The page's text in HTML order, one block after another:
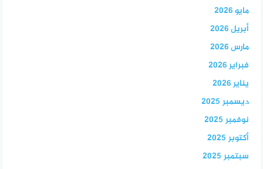
مايو 2026
أبريل 2026
مارس 2026
فبراير 2026
يناير 2026
ديسمبر 2025
نوفمبر 2025
أكتوبر 2025
سبتمبر 2025